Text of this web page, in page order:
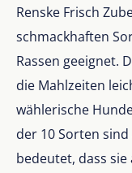
Renske Frisch
schmackhaften
Rassen geeignet.
die Mahlzeiten
wählerische
der 10 Sorten
bedeutet, dass